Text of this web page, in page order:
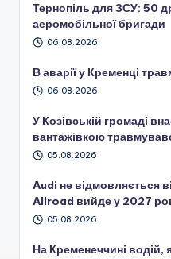
Тернопіль для ЗСУ: 50
аеромобільної бригади
06.08.2026
В аварії у Кременці
06.08.2026
У Козівській громаді
вантажівкою
05.08.2026
Audi не відмовляється
Allroad вийде у 2027
05.08.2026
На Кременеччині водій,